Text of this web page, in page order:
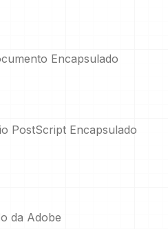
Encapsulado
PostScript Encapsulado
da Adobe